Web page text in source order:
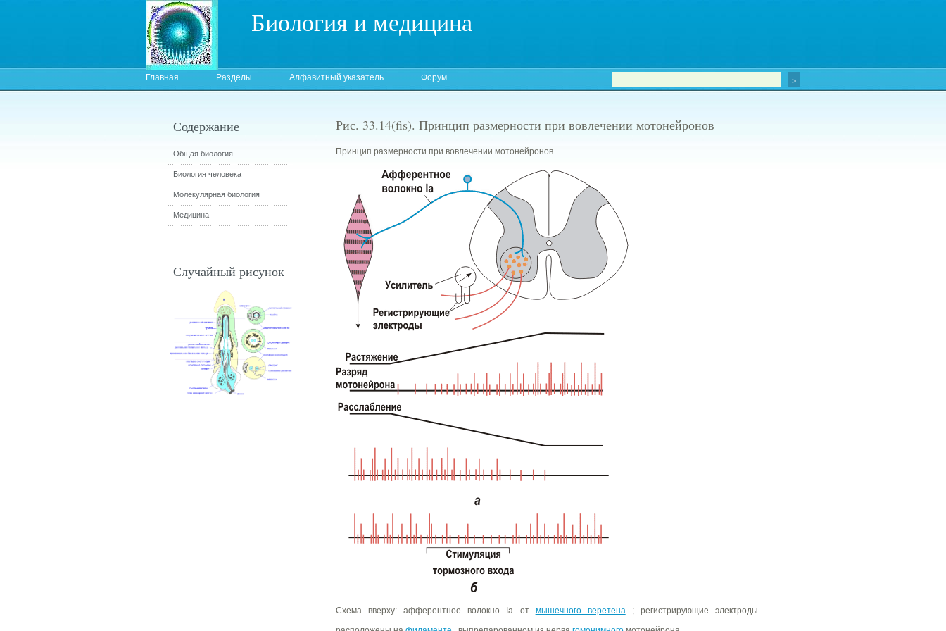
Биология и медицина
Главная Разделы Алфавитный указатель Форум
Рис. 33.14(fis). Принцип размерности при вовлечении мотонейронов
Принцип размерности при вовлечении мотонейронов.
Схема вверху: афферентное волокно Ia от мышечного веретена; регистрирующие электроды
Содержание
Общая биология
Биология человека
Молекулярная биология
Медицина
Случайный рисунок